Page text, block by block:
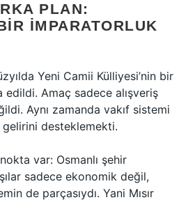
PLAN:
İMPARATORLUK
Yeni Camii Külliyesi’nin bir
edildi. Amaç sadece alışveriş
Aynı zamanda vakıf sistemi
desteklemekti.
var: Osmanlı şehir
sadece ekonomik değil,
de parçasıydı. Yani Mısır